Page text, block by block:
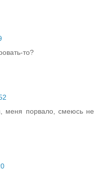
то?
меня порвало, смеюсь не